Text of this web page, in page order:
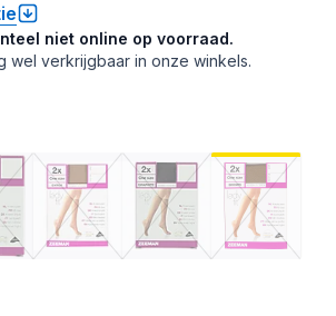
niet online op voorraad.
wel verkrijgbaar in onze winkels.